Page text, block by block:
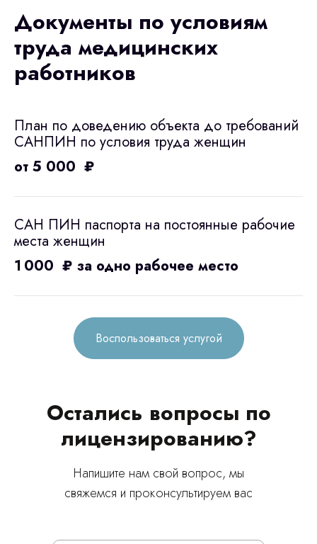
Документы по условиям
труда медицинских
работников
План по доведению объекта до требований
САНПИН по условия труда женщин
от 5 000 ₽
САН ПИН паспорта на постоянные рабочие
места женщин
1 000 ₽ за одно рабочее место
Воспользоваться услугой
Остались вопросы по
лицензированию?
Напишите нам свой вопрос, мы
свяжемся и проконсультируем вас
Изготовление хирургических шаблонов
Политика конфиденциальности